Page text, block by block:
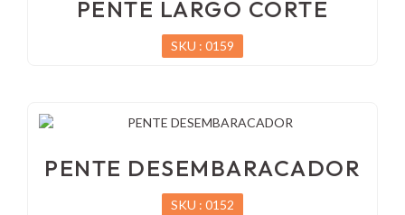
PENTE LARGO CORTE
SKU : 0159
PENTE DESEMBARACADOR
SKU : 0152